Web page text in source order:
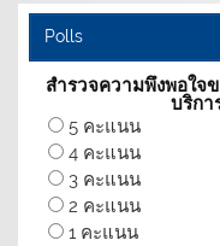
Polls
สำรวจความพึงพอใจ
บริกา
5 คะแนน
4 คะแนน
3 คะแนน
2 คะแนน
1 คะแนน